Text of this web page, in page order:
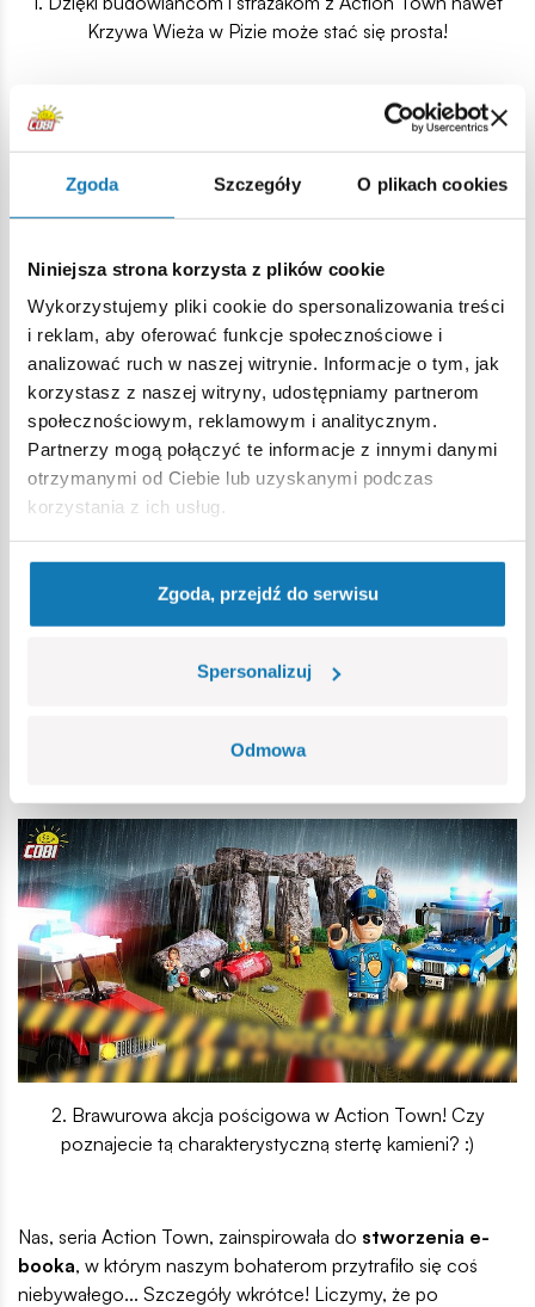
Zgoda Szczegóły O plikach cookies
Niniejsza strona korzysta z plików cookie
Wykorzystujemy pliki cookie do spersonalizowania treści
i reklam, aby oferować funkcje społecznościowe i
analizować ruch w naszej witrynie. Informacje o tym, jak
korzystasz z naszej witryny, udostępniamy partnerom
społecznościowym, reklamowym i analitycznym.
Partnerzy mogą połączyć te informacje z innymi danymi
otrzymanymi od Ciebie lub uzyskanymi podczas
korzystania z ich usług.
Zgoda, przejdź do serwisu
Spersonalizuj
Odmowa
Krzywa Wieża w Pizie może stać się prosta!
Bez względu na to, czy posiada się jeden, czy też kilka
różnych zestawów, seria Action Town daje liczne
możliwości zabawy. Wynika to z faktu, iż każdy zestaw
zawiera pojazd lub budynek wraz z figurkami i wieloma
więcej konstrukcji z serii, tym zabawa staje się ciekawsza i
pozwala na tworzenie coraz to nowszych scenariuszy,
zarówno przez dzieci, jak i ich rodziców.
Zainspiruj się!
Seria Action Town to również źródło licznych inspiracji,
dzięki którym sposób zabawy i przebieg historii może być za
każdym razem inny. Przygody klockowych bohaterów
zależą wyłącznie od wyobraźni dziecka, które ma
możliwość łączenia poszczególnych zestawów i tworzenia
Poszczególne postacie mogą zarówno nawzajem sobie
2. Brawurowa akcja pościgowa w Action Town! Czy
poznajecie tą charakterystyczną stertę kamieni? :)
Nas, seria Action Town, zainspirowała do stworzenia e-
booka, w którym naszym bohaterom przytrafiło się coś
niebywałego... Szczegóły wkrótce! Liczymy, że po